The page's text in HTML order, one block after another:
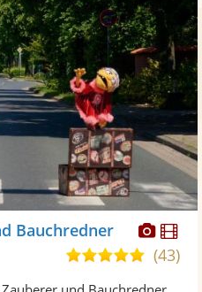
Bauchredner
4,9(43)